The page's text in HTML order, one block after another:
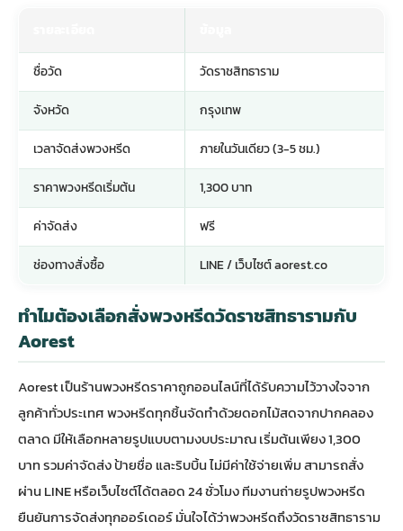
ชื่อวัด วัดราชสิทธาราม
จังหวัด กรุงเทพ
เวลาจัดส่งพวงหรีด ภายในวันเดียว (3-5 ชม.)
ราคาพวงหรีดเริ่มต้น 1,300 บาท
ค่าจัดส่ง ฟรี
ช่องทางสั่งซื้อ LINE / เว็บไซต์ aorest.co
ทำไมต้องเลือกสั่งพวงหรีดวัดราชสิทธารามกับ
Aorest
Aorest เป็นร้านพวงหรีดราคาถูกออนไลน์ที่ได้รับความไว้วางใจจาก
ลูกค้าทั่วประเทศ พวงหรีดทุกชิ้นจัดทำด้วยดอกไม้สดจากปากคลอง
ตลาด มีให้เลือกหลายรูปแบบตามงบประมาณ เริ่มต้นเพียง 1,300
บาท รวมค่าจัดส่ง ป้ายชื่อ และริบบิ้น ไม่มีค่าใช้จ่ายเพิ่ม สามารถสั่ง
ผ่าน LINE หรือเว็บไซต์ได้ตลอด 24 ชั่วโมง ทีมงานถ่ายรูปพวงหรีด
ยืนยันการจัดส่งทุกออร์เดอร์ มั่นใจได้ว่าพวงหรีดถึงวัดราชสิทธาราม